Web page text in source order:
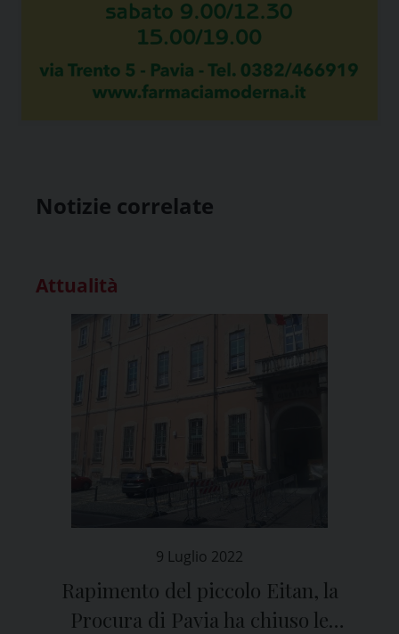
Notizie correlate
Attualità
9 Luglio 2022
Rapimento del piccolo Eitan, la
Procura di Pavia ha chiuso le